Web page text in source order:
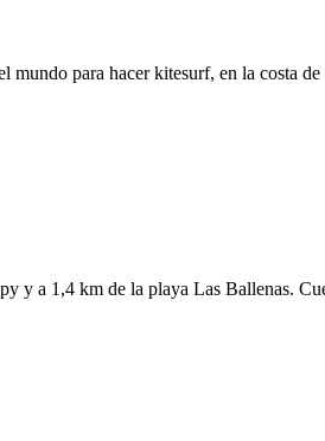
mundo para hacer kitesurf, en la costa
y a 1,4 km de la playa Las Ballenas.